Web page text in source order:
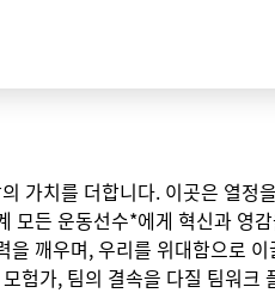
가치를 더합니다. 이곳은 열정
모든 운동선수*에게 혁신과 영
깨우며, 우리를 위대함으로
험가, 팀의 결속을 다질 팀워크